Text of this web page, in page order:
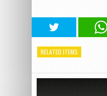
RELATED ITEMS